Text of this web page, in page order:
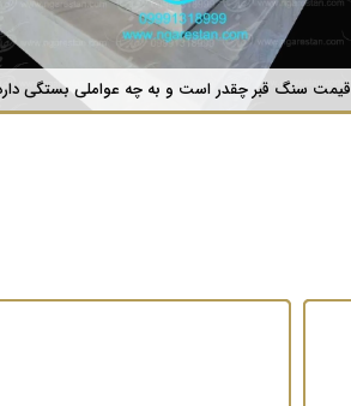
قیمت سنگ قبر چقدر است و به چه عواملی بستگی